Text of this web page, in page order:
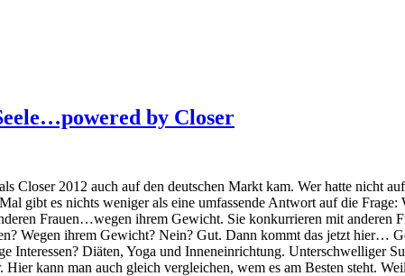
by Closer
Closer 2012 auch auf den deutschen Markt kam. Wer hatte nicht
gibt es nichts weniger als eine umfassende Antwort auf die
Frauen…wegen ihrem Gewicht. Sie konkurrieren mit anderen
Wegen ihrem Gewicht? Nein? Gut. Dann kommt das jetzt hier…
Diäten, Yoga und Inneneinrichtung. Unterschwelliger
kann man auch gleich vergleichen, wem es am Besten steht.